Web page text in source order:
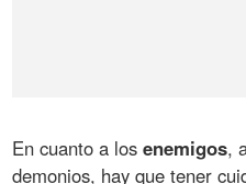
En cuanto a losenemigos,
demonios, hay que tener